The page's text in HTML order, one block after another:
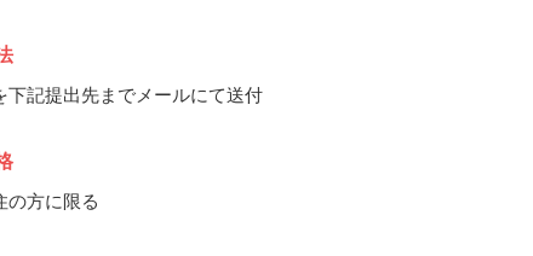
下記提出先までメールにて送付
の方に限る